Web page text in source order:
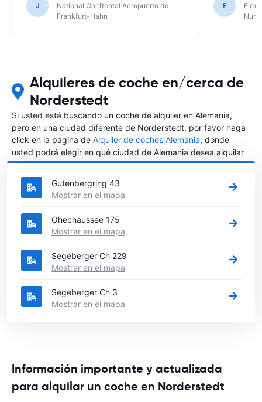
J
National Car Rental Aeropuerto de
Frankfurt-Hahn
F
Flex
Alquileres de coche en/cerca de
Norderstedt
Si usted está buscando un coche de alquiler en Alemania,
pero en una ciudad diferente de Norderstedt, por favor haga
click en la página de Alquiler de coches Alemania, donde
usted podrá elegir en qué ciudad de Alemania desea alquilar
un coche.
Gutenbergring 43
Mostrar en el mapa
Ohechaussee 175
Mostrar en el mapa
Segeberger Ch 229
Mostrar en el mapa
Segeberger Ch 3
Mostrar en el mapa
Información importante y actualizada
para alquilar un coche en Norderstedt